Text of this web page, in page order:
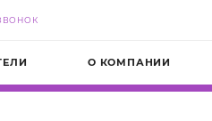
О КОМПАНИИ